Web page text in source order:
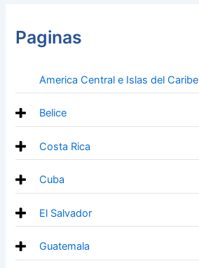
Paginas
America Central e Islas del Caribe
Belice
Costa Rica
Cuba
El Salvador
Guatemala